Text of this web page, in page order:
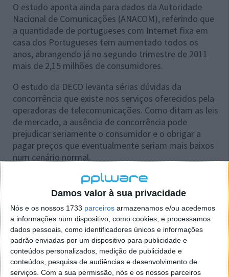
Damos valor à sua privacidade
Nós e os nossos 1733 parceiros armazenamos e/ou acedemos
a informações num dispositivo, como cookies, e processamos
dados pessoais, como identificadores únicos e informações
padrão enviadas por um dispositivo para publicidade e
conteúdos personalizados, medição de publicidade e
conteúdos, pesquisa de audiências e desenvolvimento de
serviços. Com a sua permissão, nós e os nossos parceiros
O estudo aponta ainda para dados da Autoridade
Nacional de Comunicações (ANACOM), referindo que
a quantidade de portugueses com Internet fixa em
casa dos Portugueses tem aumentado todos os
anos, abrangendo já no segundo trimestre de 2011
mais de 2,15 milhões de consumidores.
O estudo da DECO levanta sérias dúvidas da
concorrência que existe nos serviços oferecidos pela
operadoras de telecomunicações. Como ditam as leis
de mercado, a ausência de concorrência pode
prejudicar seriamente o consumidor e o obrigar a
pagar preços que eventualmente seriam mais baixos
num cenário normal.
Por isso torna-se legitimo fazermos esta pergunta
aos nossos leitores:
Acredita que o mercado concorrencial
é artificial existindo uma concertação
de preço entre as principais
operadoras?